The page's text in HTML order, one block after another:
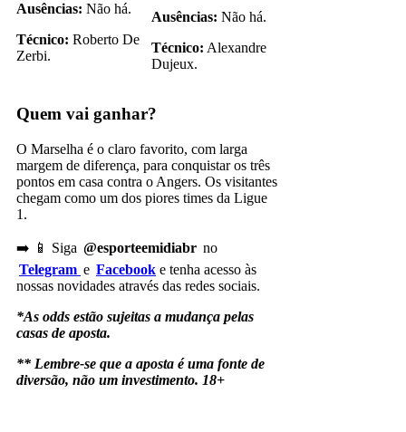
Ausências: Não há.
Técnico: Roberto De
Zerbi.
Ausências: Não há.
Técnico: Alexandre
Dujeux.
Quem vai ganhar?
O Marselha é o claro favorito, com larga
margem de diferença, para conquistar os três
pontos em casa contra o Angers. Os visitantes
chegam como um dos piores times da Ligue
1.
➡️ 📱 Siga @esporteemidiabr no
Telegram e Facebook e tenha acesso às
nossas novidades através das redes sociais.
*As odds estão sujeitas a mudança pelas
casas de aposta.
** Lembre-se que a aposta é uma fonte de
diversão, não um investimento. 18+